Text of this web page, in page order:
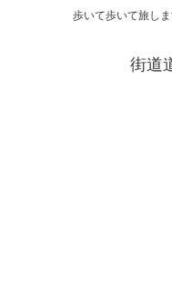
歩いて歩いて旅し
街道